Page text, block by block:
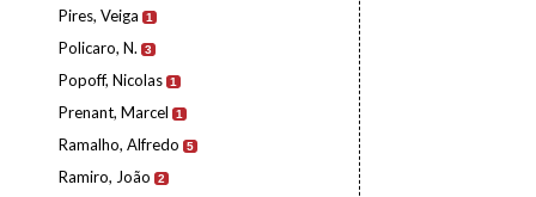
Pires, Veiga 1
Policaro, N. 3
Popoff, Nicolas 1
Prenant, Marcel 1
Ramalho, Alfredo 5
Ramiro, João 2